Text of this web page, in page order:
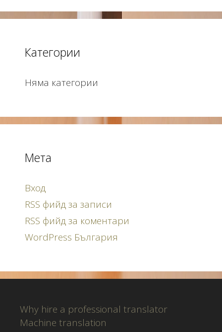
Категории
Няма категории
Мета
Вход
RSS фийд за записи
RSS фийд за коментари
WordPress България
Why hire a professional translator
Machine translation